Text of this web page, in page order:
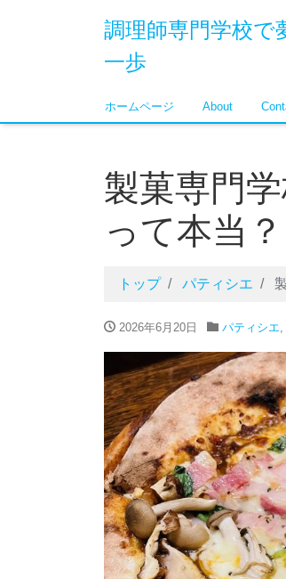
調理師専門学校で
一歩
ホームページ About
製菓専門
って本当？
トップ パティシエ
2026年6月20日 パティシエ